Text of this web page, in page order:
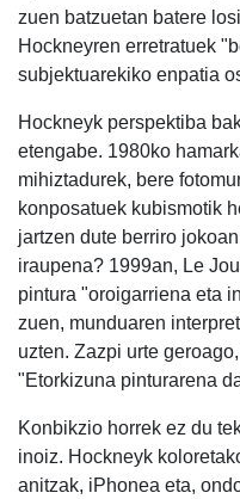
zuen batzuetan batere
Hockneyren erretratuek
subjektuarekiko enpatia
Hockneyk perspektiba
etengabe. 1980ko
mihiztadurek, bere
konposatuek kubismotik
jartzen dute berriro
iraupena? 1999an, Le
pintura "oroigarriena eta
zuen, munduaren
uzten. Zazpi urte
"Etorkizuna pinturarena
Konbikzio horrek ez du
inoiz. Hockneyk
anitzak, iPhonea eta,